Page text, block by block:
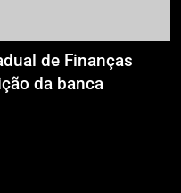
de Finanças
da banca